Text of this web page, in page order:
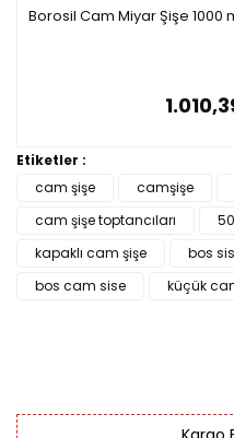
Borosil Cam Miyar Şişe 1000
Etiketler :
cam şişe
camşişe
cam şişe toptancıları
kapaklı cam şişe
bos
bos cam sise
küçük